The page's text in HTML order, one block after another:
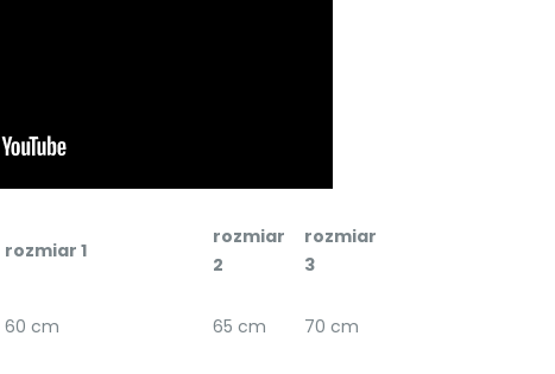
rozmiar 1
rozmiar
2
rozmiar
3
60 cm 65 cm 70 cm